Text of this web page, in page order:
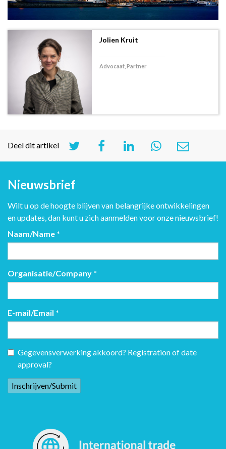
Jolien Kruit
Advocaat, Partner
Deel dit artikel
Nieuwsbrief
Wilt u op de hoogte blijven van belangrijke ontwikkelingen
en updates, dan kunt u zich aanmelden voor onze nieuwsbrief!
Naam/Name *
Organisatie/Company *
E-mail/Email *
Gegevensverwerking akkoord? Registration of date
approval?